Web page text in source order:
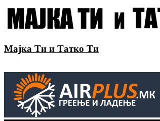
Мајка Ти и Татко Ти